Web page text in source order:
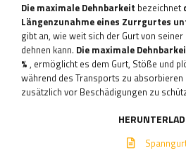
Die maximale Dehnbarkeit bezeichnet
Längenzunahme eines Zurrgurtes
gibt an, wie weit sich der Gurt von
dehnen kann. Die maximale
% , ermöglicht es dem Gurt, Stöße und
während des Transports zu absorbieren
zusätzlich vor Beschädigungen zu